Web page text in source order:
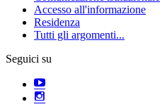
Accesso all'informazione
Residenza
Tutti gli argomenti...
Seguici su